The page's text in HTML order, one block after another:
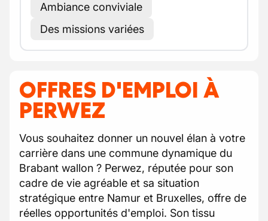
Ambiance conviviale
Des missions variées
OFFRES D'EMPLOI À
PERWEZ
Vous souhaitez donner un nouvel élan à votre
carrière dans une commune dynamique du
Brabant wallon ? Perwez, réputée pour son
cadre de vie agréable et sa situation
stratégique entre Namur et Bruxelles, offre de
réelles opportunités d'emploi. Son tissu